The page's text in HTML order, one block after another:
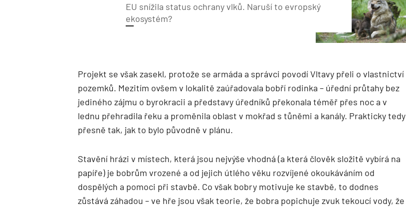
EU snížila status ochrany vlků. Naruší to evropský
ekosystém?
Projekt se však zasekl, protože se armáda a správci povodí Vltavy přeli o vlastnictví
pozemků. Mezitím ovšem v lokalitě zaúřadovala bobří rodinka – úřední průtahy bez
jediného zájmu o byrokracii a představy úředníků překonala téměř přes noc a v
lednu přehradila řeku a proměnila oblast v mokřad s tůněmi a kanály. Prakticky tedy
přesně tak, jak to bylo původně v plánu.
Stavění hrázi v místech, která jsou nejvýše vhodná (a která člověk složitě vybírá na
papíře) je bobrům vrozené a od jejich útlého věku rozvíjené okoukáváním od
dospělých a pomoci při stavbě. Co však bobry motivuje ke stavbě, to dodnes
zůstává záhadou – ve hře jsou však teorie, že bobra popichuje zvuk tekoucí vody, že